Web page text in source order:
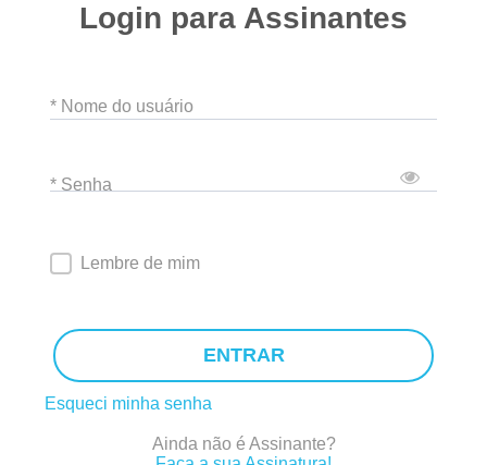
Login para Assinantes
* Nome do usuário
* Senha
Lembre de mim
ENTRAR
Esqueci minha senha
Ainda não é Assinante?